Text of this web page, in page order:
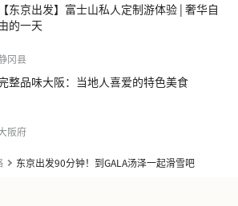
东京出发90分钟！到GALA汤泽一起滑雪吧
【东京出发】富士山私人定制游体验 | 奢华自
的一天
冈县
整品味大阪：当地人喜爱的特色美食
阪府